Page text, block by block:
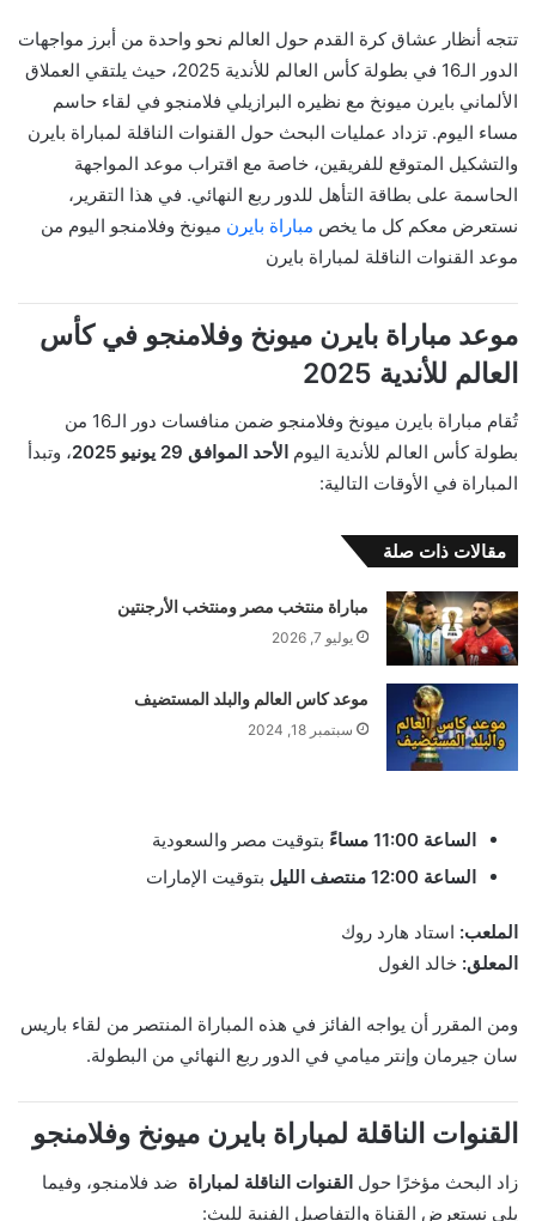
تتجه أنظار عشاق كرة القدم حول العالم نحو واحدة من أبرز مواجهات
الدور الـ16 في بطولة كأس العالم للأندية 2025، حيث يلتقي العملاق
الألماني بايرن ميونخ مع نظيره البرازيلي فلامنجو في لقاء حاسم
مساء اليوم. تزداد عمليات البحث حول القنوات الناقلة لمباراة بايرن
والتشكيل المتوقع للفريقين، خاصة مع اقتراب موعد المواجهة
الحاسمة على بطاقة التأهل للدور ربع النهائي. في هذا التقرير،
نستعرض معكم كل ما يخص مباراة بايرن ميونخ وفلامنجو اليوم من
موعد القنوات الناقلة لمباراة بايرن
موعد مباراة بايرن ميونخ وفلامنجو في كأس
العالم للأندية 2025
تُقام مباراة بايرن ميونخ وفلامنجو ضمن منافسات دور الـ16 من
بطولة كأس العالم للأندية اليوم الأحد الموافق 29 يونيو 2025
، وتبدأ
المباراة في الأوقات التالية:
مقالات ذات صلة
مباراة منتخب مصر ومنتخب الأرجنتين
يوليو 7, 2026
موعد كاس العالم والبلد المستضيف
سبتمبر 18, 2024
الساعة 11:00 مساءً
بتوقيت مصر والسعودية
الساعة 12:00 منتصف الليل
بتوقيت الإمارات
الملعب: استاد هارد روك
المعلق: خالد الغول
ومن المقرر أن يواجه الفائز في هذه المباراة المنتصر من لقاء باريس
سان جيرمان وإنتر ميامي في الدور ربع النهائي من البطولة.
القنوات الناقلة لمباراة بايرن ميونخ وفلامنجو
زاد البحث مؤخرًا حول القنوات الناقلة لمباراة ضد فلامنجو، وفيما
يلي نستعرض القناة والتفاصيل الفنية للبث: